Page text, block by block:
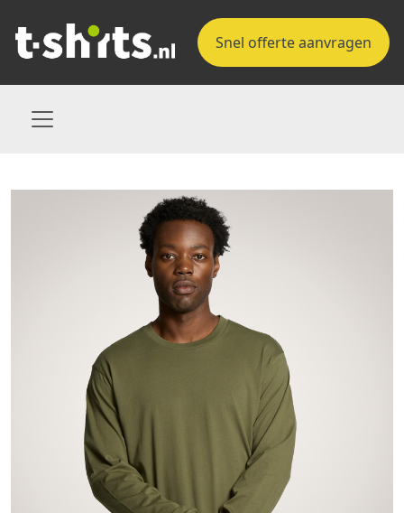
Snel offerte aanvragen